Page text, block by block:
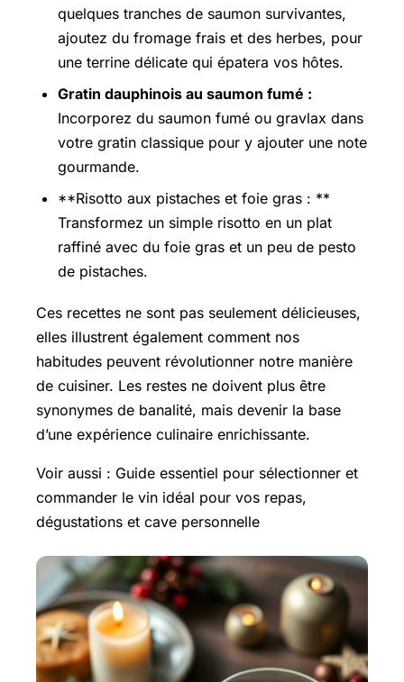
quelques tranches de saumon survivantes,
ajoutez du fromage frais et des herbes, pour
une terrine délicate qui épatera vos hôtes.
Gratin dauphinois au saumon fumé :
Incorporez du saumon fumé ou gravlax dans
votre gratin classique pour y ajouter une note
gourmande.
**Risotto aux pistaches et foie gras : **
Transformez un simple risotto en un plat
raffiné avec du foie gras et un peu de pesto
de pistaches.
Ces recettes ne sont pas seulement délicieuses,
elles illustrent également comment nos
habitudes peuvent révolutionner notre manière
de cuisiner. Les restes ne doivent plus être
synonymes de banalité, mais devenir la base
d’une expérience culinaire enrichissante.
Voir aussi : Guide essentiel pour sélectionner et
commander le vin idéal pour vos repas,
dégustations et cave personnelle